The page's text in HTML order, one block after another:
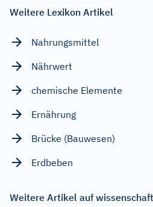
Weitere Lexikon Artikel
Nahrungsmittel
Nährwert
chemische Elemente
Ernährung
Brücke (Bauwesen)
Erdbeben
Weitere Artikel auf